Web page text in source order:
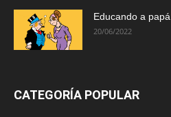
Educando a papá
20/06/2022
CATEGORÍA POPULAR